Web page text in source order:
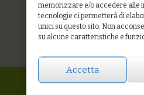
memorizzare e/o accedere alle
tecnologie ci permetterà di
unici su questo sito. Non
su alcune caratteristiche e
Accetta